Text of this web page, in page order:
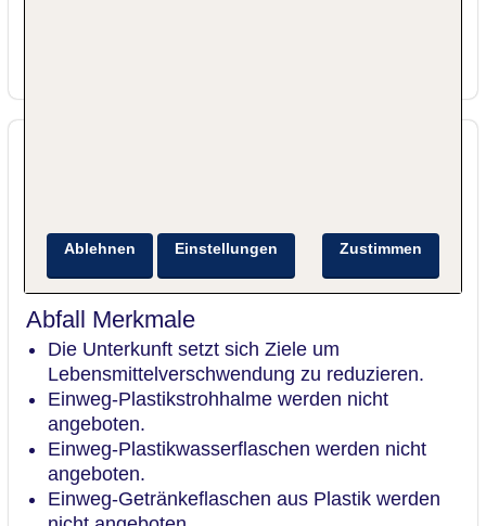
Abfall Merkmale
Die Unterkunft setzt sich Ziele um
Lebensmittelverschwendung zu reduzieren.
Einweg-Plastikstrohhalme werden nicht
angeboten.
Einweg-Plastikwasserflaschen werden nicht
angeboten.
Einweg-Getränkeflaschen aus Plastik werden
Zustimmen
Ablehnen Einstellungen